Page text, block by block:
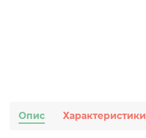
Опис Характеристики